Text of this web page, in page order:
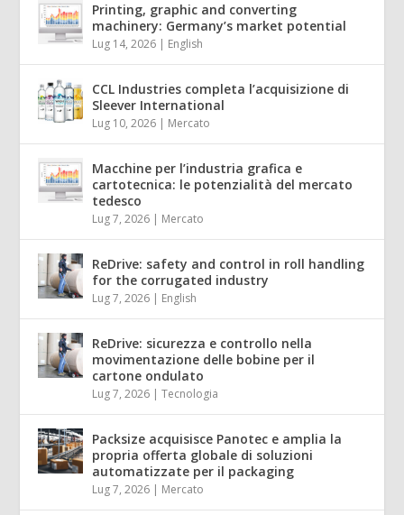
Printing, graphic and converting
machinery: Germany’s market potential
Lug 14, 2026 | English
CCL Industries completa l’acquisizione di
Sleever International
Lug 10, 2026 | Mercato
Macchine per l’industria grafica e
cartotecnica: le potenzialità del mercato
tedesco
Lug 7, 2026 | Mercato
ReDrive: safety and control in roll handling
for the corrugated industry
Lug 7, 2026 | English
ReDrive: sicurezza e controllo nella
movimentazione delle bobine per il
cartone ondulato
Lug 7, 2026 |Tecnologia
Packsize acquisisce Panotec e amplia la
propria offerta globale di soluzioni
automatizzate per il packaging
Lug 7, 2026 | Mercato